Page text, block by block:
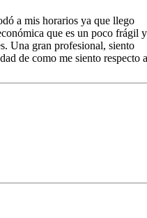
a mis horarios ya que llego
que es un poco frágil
Una gran profesional, siento
de como me siento respecto a